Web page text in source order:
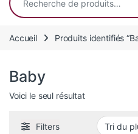
Accueil Produits identifiés
Baby
Voici le seul résultat
Filters